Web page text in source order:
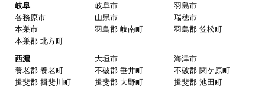
た
【注文からどのくらいで届きましたか？】
【その他感想・コメント】
岐阜 岐阜市
羽島市
各務原市
山県市
瑞穂市
本巣市
羽島郡 岐南町
羽島郡 笠松町
本巣郡 北方町
西濃
大垣市
海津市
養老郡 養老町
不破郡 垂井町
不破郡 関ケ原町
揖斐郡 揖斐川町
揖斐郡 大野町
揖斐郡 池田町